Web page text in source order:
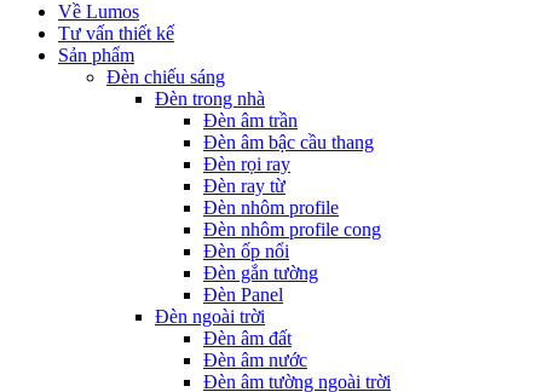
Về Lumos
Tư vấn thiết kế
Sản phẩm
Đèn chiếu sáng
Đèn trong nhà
Đèn âm trần
Đèn âm bậc cầu thang
Đèn rọi ray
Đèn ray từ
Đèn nhôm profile
Đèn nhôm profile cong
Đèn ốp nổi
Đèn gắn tường
Đèn Panel
Đèn ngoài trời
Đèn âm đất
Đèn âm nước
Đèn âm tường ngoài trời